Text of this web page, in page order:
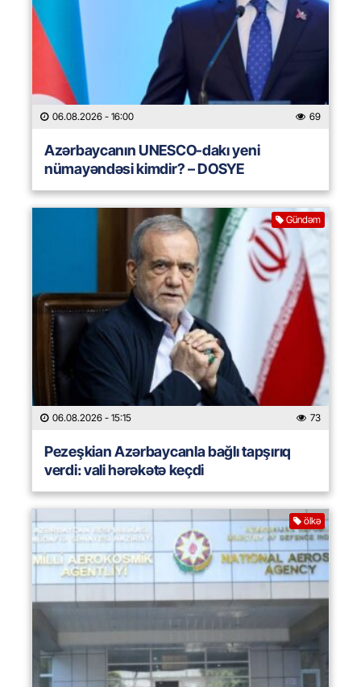
06.08.2026 - 16:00 69
Azərbaycanın UNESCO-dakı yeni
nümayəndəsi kimdir? – DOSYE
Gündəm
06.08.2026 - 15:15 73
Pezeşkian Azərbaycanla bağlı tapşırıq
verdi: vali hərəkətə keçdi
ölkə